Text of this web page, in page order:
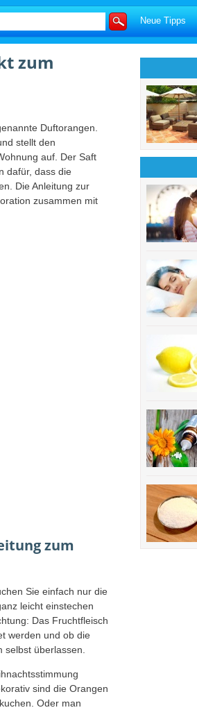
Neue Tipps
zum
Duftorangen.
stellt den
auf. Der Saft
dafür, dass die
Die Anleitung zur
zusammen mit
zum
Sie einfach nur die
leicht einstechen
Das Fruchtfleisch
werden und ob die
überlassen.
sind die Orangen
Oder man